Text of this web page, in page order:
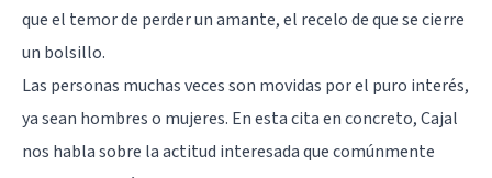
que el temor de perder un amante, el recelo de que se cierre
un bolsillo.
Las personas muchas veces son movidas por el puro interés,
ya sean hombres o mujeres. En esta cita en concreto, Cajal
nos habla sobre la actitud interesada que comúnmente